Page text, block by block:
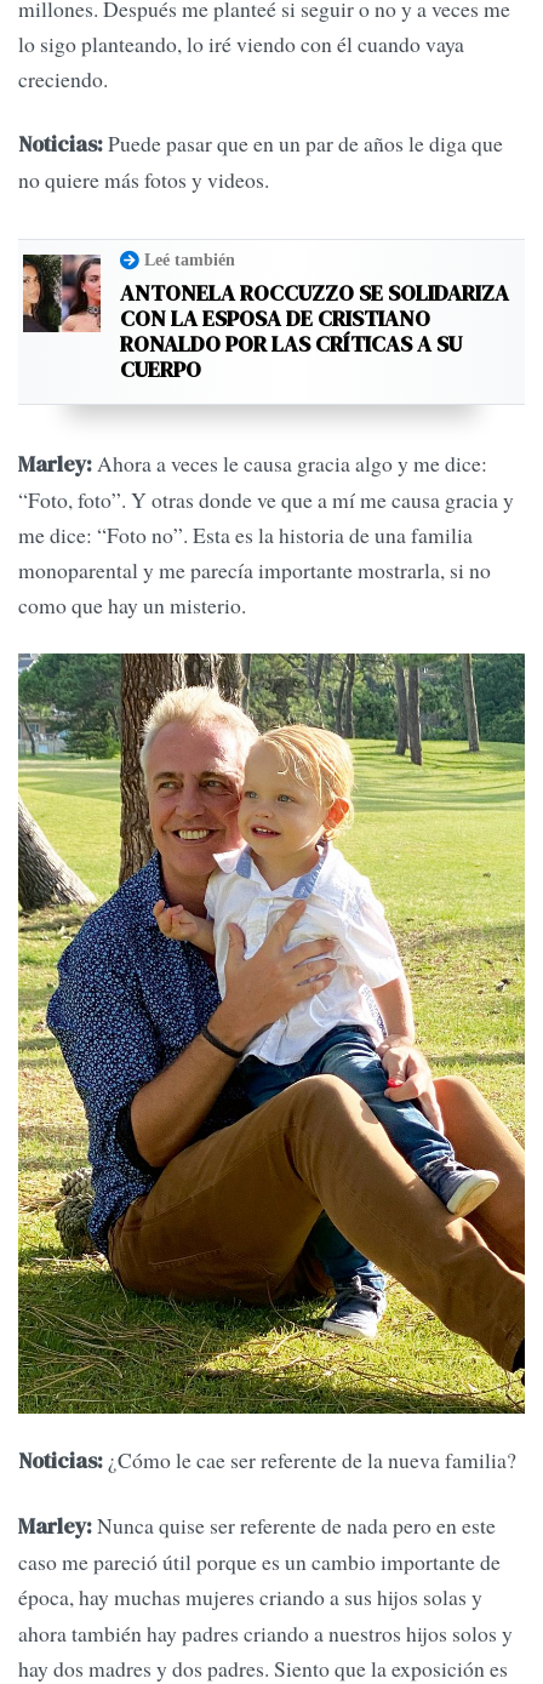
millones. Después me planteé si seguir o no y a veces me
lo sigo planteando, lo iré viendo con él cuando vaya
creciendo.
Noticias:Puede pasar que en un par de años le diga que
no quiere más fotos y videos.
Leé también
ANTONELA ROCCUZZO SE SOLIDARIZA
CON LA ESPOSA DE CRISTIANO
RONALDO POR LAS CRÍTICAS A SU
CUERPO
Marley:Ahora a veces le causa gracia algo y me dice:
“Foto, foto”. Y otras donde ve que a mí me causa gracia y
me dice: “Foto no”. Esta es la historia de una familia
monoparental y me parecía importante mostrarla, si no
como que hay un misterio.
Noticias: ¿Cómo le cae ser referente de la nueva familia?
Marley:Nunca quise ser referente de nada pero en este
caso me pareció útil porque es un cambio importante de
época, hay muchas mujeres criando a sus hijos solas y
ahora también hay padres criando a nuestros hijos solos y
hay dos madres y dos padres. Siento que la exposición es